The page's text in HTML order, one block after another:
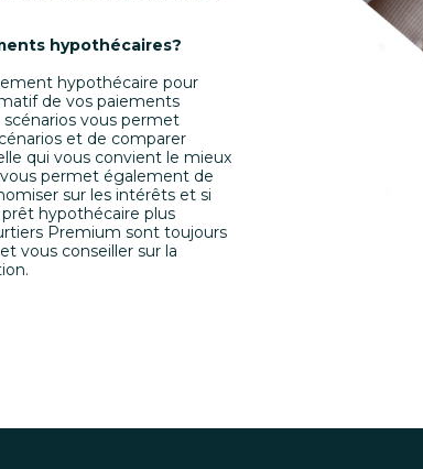
hypothécaires?
hypothécaire pour
de vos paiements
vous permet
et de comparer
qui vous convient le mieux
permet également de
sur les intérêts et si
hypothécaire plus
Premium sont toujours
vous conseiller sur la